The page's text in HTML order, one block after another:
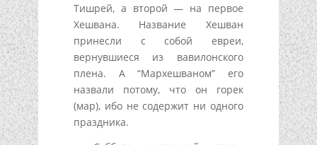
Тишрей, а второй — на первое
Хешвана. Название Хешван
принесли с собой евреи,
вернувшиеся из вавилонского
плена. А “Мархешваном” его
назвали потому, что он горек
(мар), ибо не содержит ни одного
праздника.